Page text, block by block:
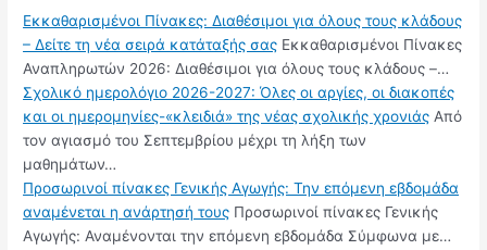
Εκκαθαρισμένοι Πίνακες: Διαθέσιμοι για όλους τους κλάδους
– Δείτε τη νέα σειρά κατάταξής σας Εκκαθαρισμένοι Πίνακες
Αναπληρωτών 2026: Διαθέσιμοι για όλους τους κλάδους –…
Σχολικό ημερολόγιο 2026-2027: Όλες οι αργίες, οι διακοπές
και οι ημερομηνίες-«κλειδιά» της νέας σχολικής χρονιάς Από
τον αγιασμό του Σεπτεμβρίου μέχρι τη λήξη των
μαθημάτων…
Προσωρινοί πίνακες Γενικής Αγωγής: Την επόμενη εβδομάδα
αναμένεται η ανάρτησή τους Προσωρινοί πίνακες Γενικής
Αγωγής: Αναμένονται την επόμενη εβδομάδα Σύμφωνα με…